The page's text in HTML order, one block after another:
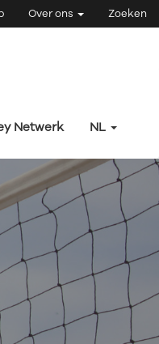
Over ons Zoeken
Netwerk NL